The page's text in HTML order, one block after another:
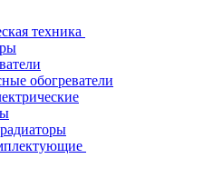
техника
обогреватели